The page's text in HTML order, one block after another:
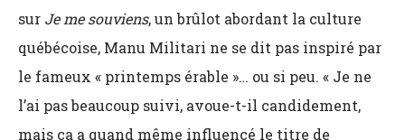
sur Je me souviens, un brûlot abordant la culture
québécoise, Manu Militari ne se dit pas inspiré par
le fameux « printemps érable »… ou si peu. « Je ne
l’ai pas beaucoup suivi, avoue-t-il candidement,
mais ça a quand même influencé le titre de